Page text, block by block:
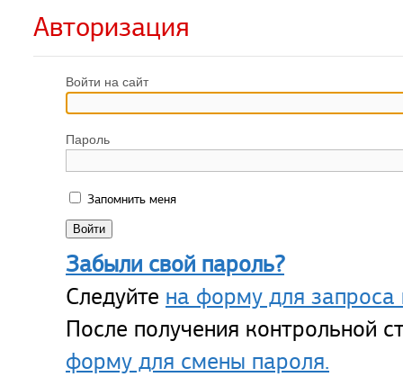
Авторизация
Войти на сайт
Пароль
Запомнить меня
Забыли свой пароль?
Следуйте на форму для запроса
После получения контрольной
форму для смены пароля.